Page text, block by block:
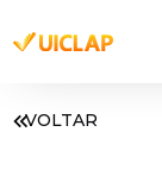
VOLTAR